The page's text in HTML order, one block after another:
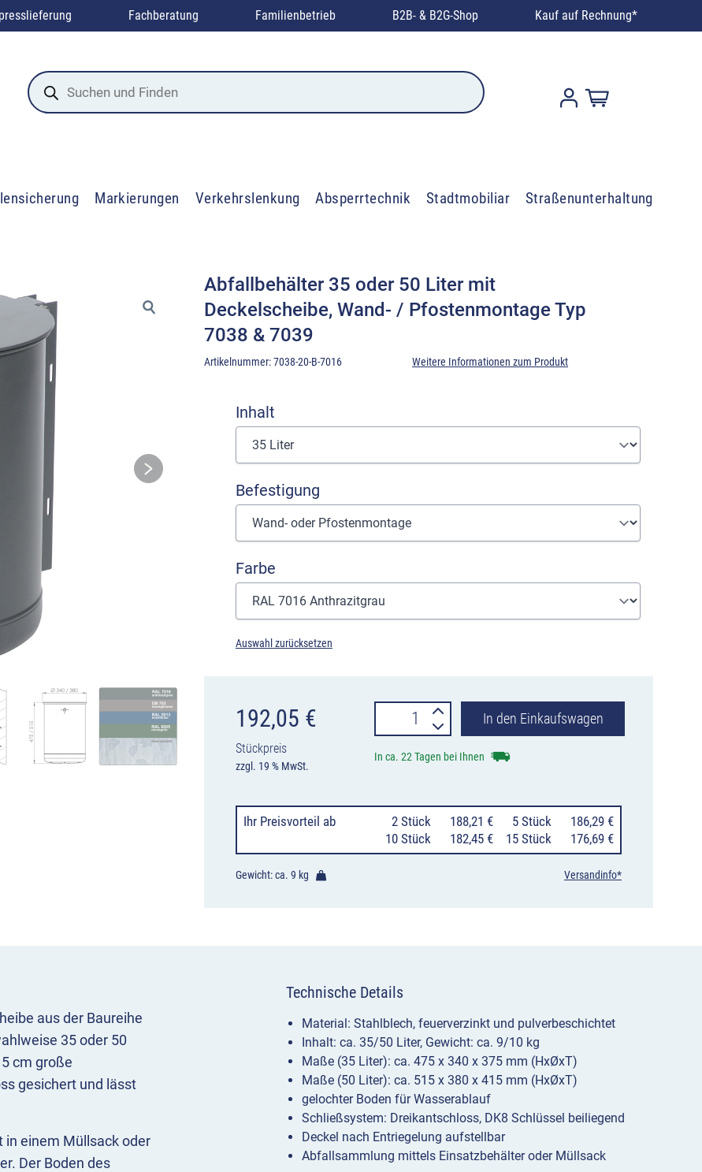
Fachberatung Familienbetrieb B2B- & B2G-Shop Kauf auf Rechnung*
Products
search
Markierungen Verkehrslenkung Absperrtechnik Stadtmobiliar Straßenunterhaltung
Abfallbehälter 35 oder 50 Liter mit
Deckelscheibe, Wand- / Pfostenmontage Typ
7038 & 7039
Artikelnummer:7038-20-B-7016 Weitere Informationen zum Produkt
Inhalt
Befestigung
Farbe
Auswahl zurücksetzen
192,05 €
Stückpreis
zzgl. 19 % MwSt.
Abfallbehälter
35
50
Liter
mit
Typ
7038
&
7039
Menge
In den Einkaufswagen
In ca. 22 Tagen bei Ihnen
Ihr Preisvorteil ab 2 Stück 188,21 € 5 Stück
186,29 €
10 Stück
182,45 € 15 Stück 176,69 €
Gewicht: ca. 9 kg Versandinfo*
aus der Baureihe
35 oder 50
cm große
gesichert und lässt
einem Müllsack oder
Der Boden des
Technische Details
Material: Stahlblech, feuerverzinkt und pulverbeschichtet
Inhalt: ca. 35/50 Liter, Gewicht: ca. 9/10 kg
Maße (35 Liter): ca. 475 x 340 x 375 mm (HxØxT)
Maße (50 Liter): ca. 515 x 380 x 415 mm (HxØxT)
gelochter Boden für Wasserablauf
Schließsystem: Dreikantschloss, DK8 Schlüssel beiliegend
Deckel nach Entriegelung aufstellbar
Abfallsammlung mittels Einsatzbehälter oder Müllsack